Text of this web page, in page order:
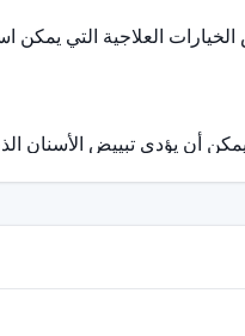
العلاجية التي يمكن
أن يؤدي تبييض الأسنان
أو مواد تبييض خاصة.
يتم لصق هذه القشور
الأسنان باستخدام قشور